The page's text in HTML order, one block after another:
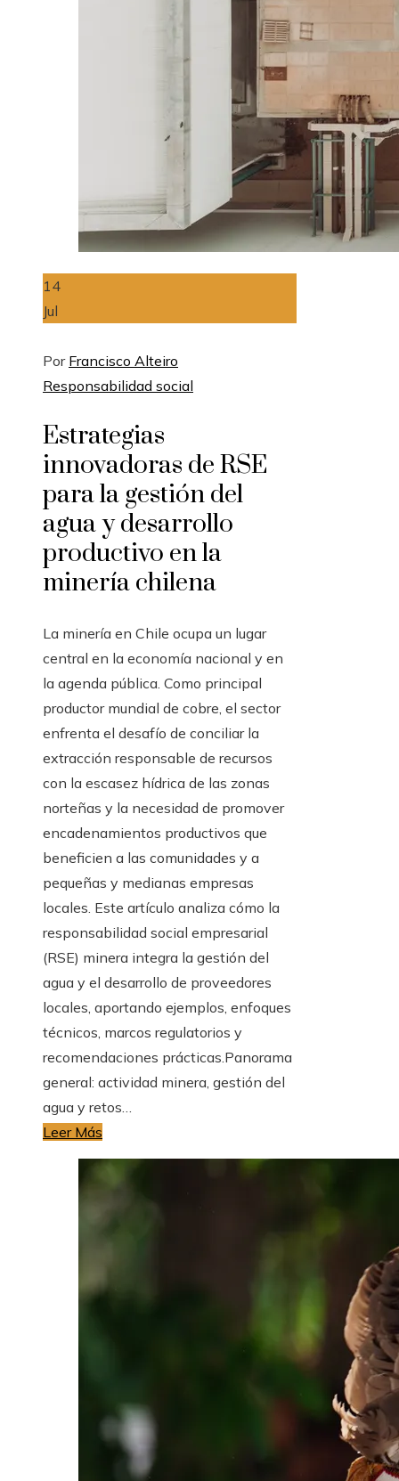
14
Jul
Por Francisco Alteiro
Responsabilidad social
Estrategias
innovadoras de RSE
para la gestión del
agua y desarrollo
productivo en la
minería chilena
La minería en Chile ocupa un lugar
central en la economía nacional y en
la agenda pública. Como principal
productor mundial de cobre, el sector
enfrenta el desafío de conciliar la
extracción responsable de recursos
con la escasez hídrica de las zonas
norteñas y la necesidad de promover
encadenamientos productivos que
beneficien a las comunidades y a
pequeñas y medianas empresas
locales. Este artículo analiza cómo la
responsabilidad social empresarial
(RSE) minera integra la gestión del
agua y el desarrollo de proveedores
locales, aportando ejemplos, enfoques
técnicos, marcos regulatorios y
recomendaciones prácticas.Panorama
general: actividad minera, gestión del
agua y retos…
Leer Más